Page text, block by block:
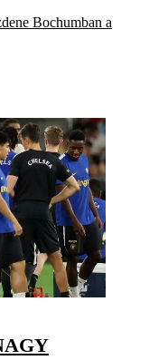
Bochumban a